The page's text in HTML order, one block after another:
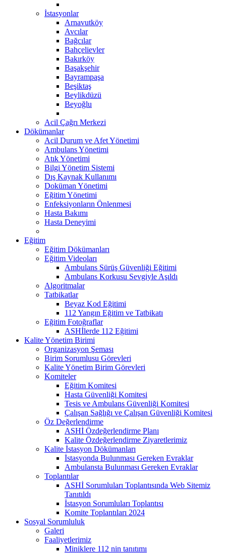
İstasyonlar
Arnavutköy
Avcılar
Bağcılar
Bahçelievler
Bakırköy
Başakşehir
Bayrampaşa
Beşiktaş
Beylikdüzü
Beyoğlu
Acil Çağrı Merkezi
Dökümanlar
Acil Durum ve Afet Yönetimi
Ambulans Yönetimi
Atık Yönetimi
Bilgi Yönetim Sistemi
Dış Kaynak Kullanımı
Doküman Yönetimi
Eğitim Yönetimi
Enfeksiyonların Önlenmesi
Hasta Bakımı
Hasta Deneyimi
Eğitim
Eğitim Dökümanları
Eğitim Videoları
Ambulans Sürüş Güvenliği Eğitimi
Ambulans Korkusu Sevgiyle Aşıldı
Algoritmalar
Tatbikatlar
Beyaz Kod Eğitimi
112 Yangın Eğitim ve Tatbikatı
Eğitim Fotoğraflar
ASHİlerde 112 Eğitimi
Kalite Yönetim Birimi
Organizasyon Şeması
Birim Sorumlusu Görevleri
Kalite Yönetim Birim Görevleri
Komiteler
Eğitim Komitesi
Hasta Güvenliği Komitesi
Tesis ve Ambulans Güvenliği Komitesi
Çalışan Sağlığı ve Çalışan Güvenliği Komitesi
Öz Değerlendirme
ASHİ Özdeğerlendirme Planı
Kalite Özdeğerlendirme Ziyaretlerimiz
Kalite İstasyon Dökümanları
İstasyonda Bulunması Gereken Evraklar
Ambulansta Bulunması Gereken Evraklar
Toplantılar
ASHİ Sorumluları Toplantısında Web Sitemiz
Tanıtıldı
İstasyon Sorumluları Toplantısı
Komite Toplantıları 2024
Sosyal Sorumluluk
Galeri
Faaliyetlerimiz
Miniklere 112 nin tanıtımı